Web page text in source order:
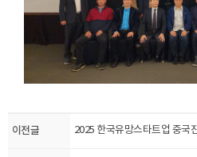
이전글 2025 한국유망스타트업 중국